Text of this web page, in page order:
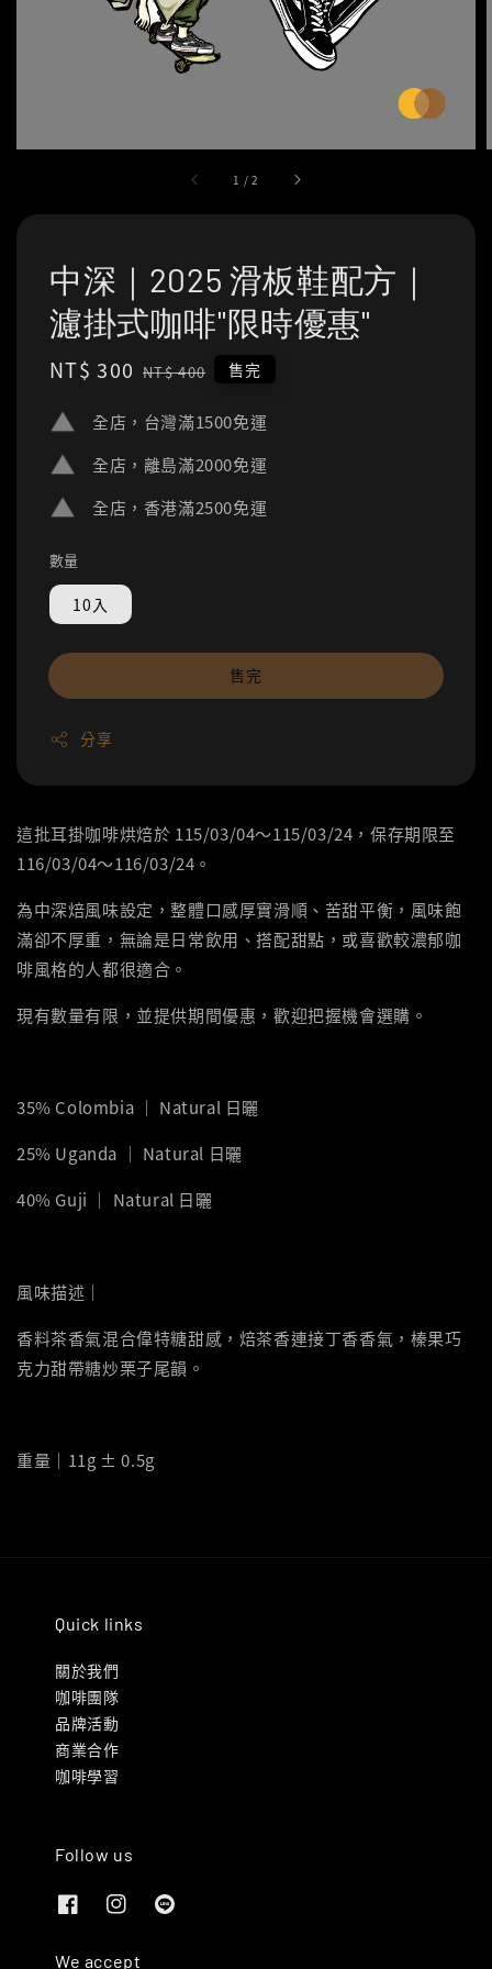
1 /2
中深｜2025 滑板鞋配方｜
濾掛式咖啡"限時優惠"
Sale
NT$ 300 Regular
NT$ 400 售完
全店，台灣滿1500免運
全店，離島滿2000免運
全店，香港滿2500免運
數量
10入
售完
分享
這批耳掛咖啡烘焙於 115/03/04～115/03/24，保存期限至
116/03/04～116/03/24。
為中深焙風味設定，整體口感厚實滑順、苦甜平衡，風味飽
滿卻不厚重，無論是日常飲用、搭配甜點，或喜歡較濃郁咖
啡風格的人都很適合。
現有數量有限，並提供期間優惠，歡迎把握機會選購。
35% Colombia ｜ Natural 日曬
25% Uganda ｜ Natural 日曬
40% Guji ｜ Natural 日曬
風味描述｜
香料茶香氣混合偉特糖甜感，焙茶香連接丁香香氣，榛果巧
克力甜帶糖炒栗子尾韻。
重量｜11g ± 0.5g
Quick links
關於我們
咖啡團隊
品牌活動
商業合作
咖啡學習
Follow us
We accept